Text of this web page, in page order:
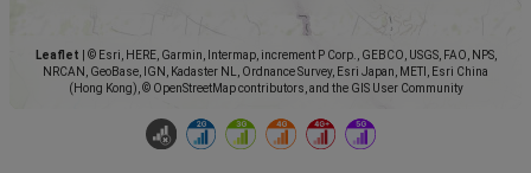
Leaflet
© Esri, HERE, Garmin, Intermap, increment P Corp., GEBCO, USGS, FAO, NPS,
NRCAN, GeoBase, IGN, Kadaster NL, Ordnance Survey, Esri Japan, METI, Esri China
(Hong Kong), © OpenStreetMap contributors, and the GIS User Community